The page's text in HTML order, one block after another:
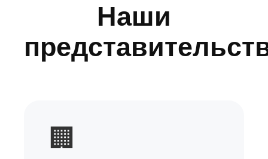
Наши
🏢